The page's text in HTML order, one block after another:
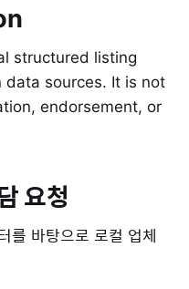
structured listing
sources. It is not
endorsement, or
요청
를 바탕으로 로컬 업체